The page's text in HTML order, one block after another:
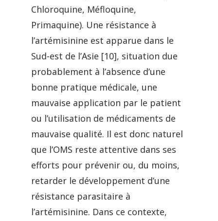
Chloroquine, Méfloquine,
Primaquine). Une résistance à
l’artémisinine est apparue dans le
Sud-est de l’Asie [10], situation due
probablement à l’absence d’une
bonne pratique médicale, une
mauvaise application par le patient
ou l’utilisation de médicaments de
mauvaise qualité. Il est donc naturel
que l’OMS reste attentive dans ses
efforts pour prévenir ou, du moins,
retarder le développement d’une
résistance parasitaire à
l’artémisinine. Dans ce contexte,